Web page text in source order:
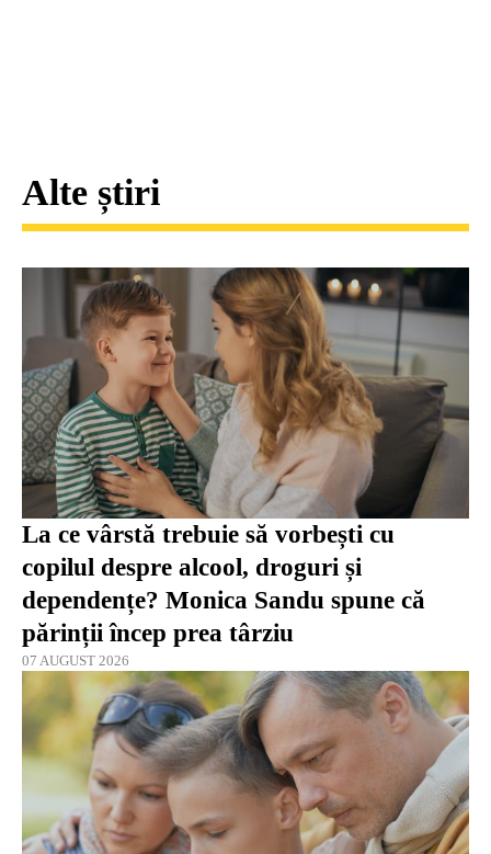
Alte știri
La ce vârstă trebuie să vorbești cu
copilul despre alcool, droguri și
dependențe? Monica Sandu spune că
părinții încep prea târziu
07 AUGUST 2026